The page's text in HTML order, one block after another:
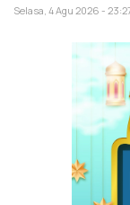
Selasa, 4 Agu 2026 -